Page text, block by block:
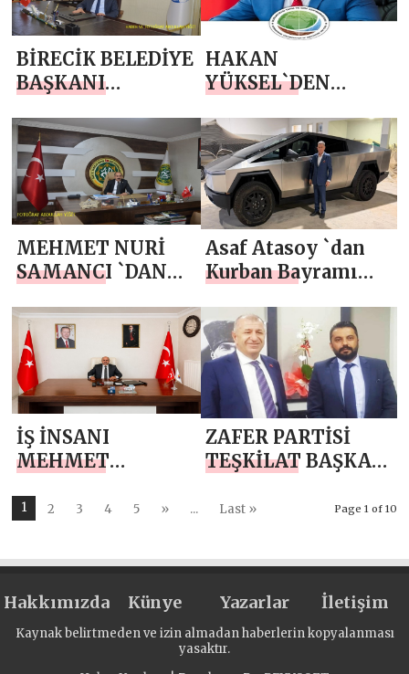
BİRECİK BELEDİYE
BAŞKANI
`TEN KURBAN
BAYRAMI MESAJI
HAKAN
YÜKSEL`DEN
MESAJI
MEHMET NURİ
SAMANCI `DAN
BAYRAMI MESAJI
Asaf Atasoy `dan
Kurban Bayramı
İŞ İNSANI
MEHMET
KURBAN
ZAFER PARTİSİ
TEŞKİLAT BAŞKAN
AKTAŞ`DAN
MESAJI
Page 1 of 10
1 2 3 4 5 » ... Last »
Hakkımızda Künye Yazarlar İletişim
Kaynak belirtmeden ve izin almadan haberlerin kopyalanması
yasaktır.